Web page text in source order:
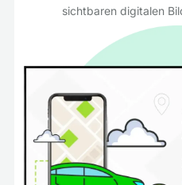
sichtbaren digitalen